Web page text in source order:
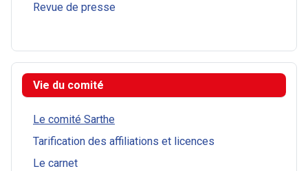
Revue de presse
Vie du comité
Le comité Sarthe
Tarification des affiliations et licences
Le carnet